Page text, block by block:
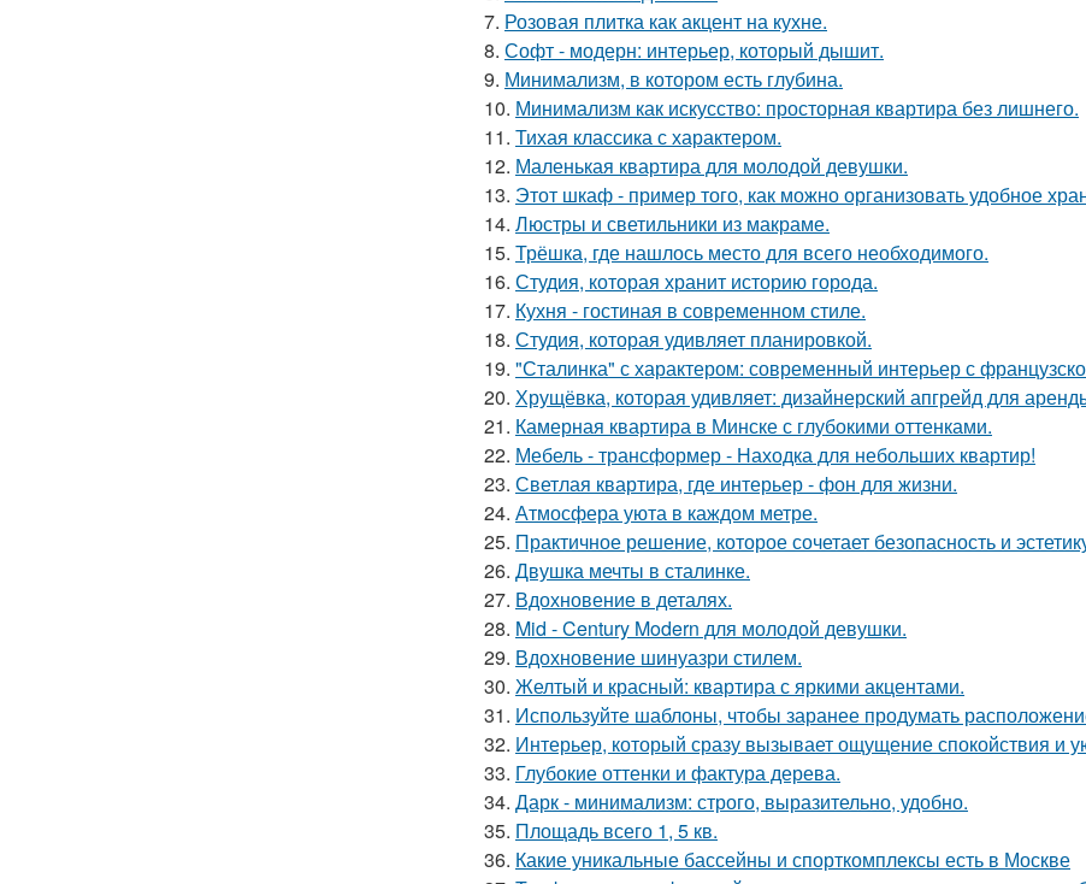
7. Розовая плитка как акцент на кухне.
8. Софт - модерн: интерьер, который дышит.
9. Минимализм, в котором есть глубина.
10. Минимализм как искусство: просторная квартира без лишнего.
11. Тихая классика с характером.
12. Маленькая квартира для молодой девушки.
13. Этот шкаф - пример того, как можно организовать удобное
14. Люстры и светильники из макраме.
15. Трёшка, где нашлось место для всего необходимого.
16. Студия, которая хранит историю города.
17. Кухня - гостиная в современном стиле.
18. Студия, которая удивляет планировкой.
19. "Сталинка" с характером: современный интерьер с
20. Хрущёвка, которая удивляет: дизайнерский апгрейд для
21. Камерная квартира в Минске с глубокими оттенками.
22. Мебель - трансформер - Находка для небольших квартир!
23. Светлая квартира, где интерьер - фон для жизни.
24. Атмосфера уюта в каждом метре.
25. Практичное решение, которое сочетает безопасность и
26. Двушка мечты в сталинке.
27. Вдохновение в деталях.
28. Mid - Century Modern для молодой девушки.
29. Вдохновение шинуазри стилем.
30. Желтый и красный: квартира с яркими акцентами.
31. Используйте шаблоны, чтобы заранее продумать
32. Интерьер, который сразу вызывает ощущение спокойствия и
33. Глубокие оттенки и фактура дерева.
34. Дарк - минимализм: строго, выразительно, удобно.
35. Площадь всего 1, 5 кв.
36. Какие уникальные бассейны и спорткомплексы есть в Москве